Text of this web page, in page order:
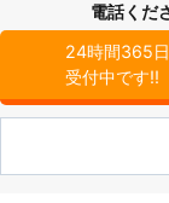
電話くだ
24時間365日
受付中です!!